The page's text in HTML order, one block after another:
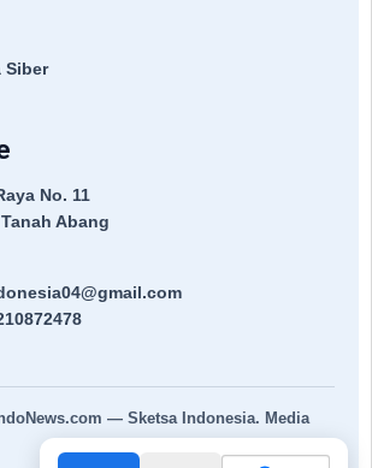
Siber
No. 11
Abang
— Sketsa Indonesia. Media